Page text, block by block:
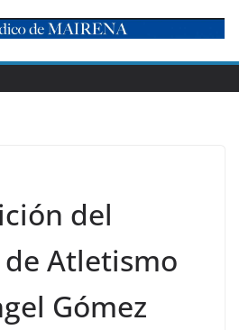
del
Atletismo
Gómez